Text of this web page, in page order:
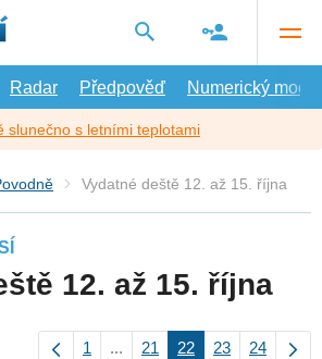
Radar Předpověď Numerický model
slunečno s letními teplotami
Vydatné deště 12. až 15. října
12. až 15. října
1 ... 21 22 23 24